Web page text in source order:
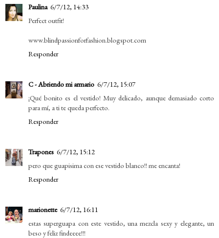
Paulina 6/7/12, 14:33
Perfect outfit!
www.blindpassionforfashion.blogspot.com
Responder
C - Abriendo mi armario 6/7/12, 15:07
¡Qué bonito es el vestido! Muy delicado, aunque demasiado corto
para mí, a ti te queda perfecto.
Responder
Trapones 6/7/12, 15:12
pero que guapisima con ese vestido blanco!! me encanta!
Responder
marionette 6/7/12, 16:11
estas superguapa con este vestido, una mezcla sexy y elegante, un
beso y feliz findeeee!!!